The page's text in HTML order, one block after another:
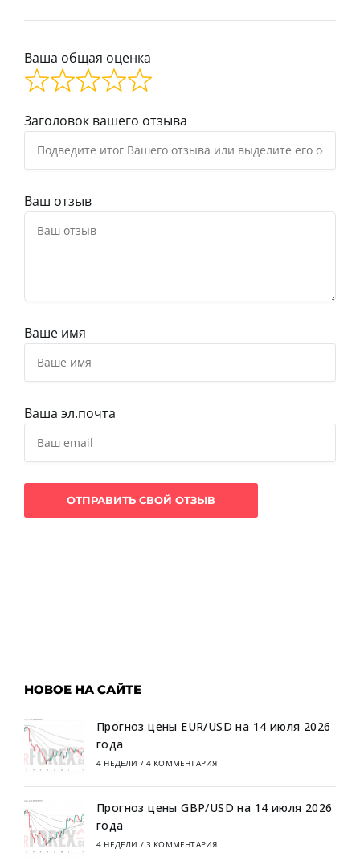
Ваша общая оценка
Заголовок вашего отзыва
Ваш отзыв
Ваше имя
Ваша эл.почта
НОВОЕ НА САЙТЕ
Прогноз цены EUR/USD на 14 июля 2026
года
4 НЕДЕЛИ / 4 КОММЕНТАРИЯ
Прогноз цены GBP/USD на 14 июля 2026
года
4 НЕДЕЛИ / 3 КОММЕНТАРИЯ